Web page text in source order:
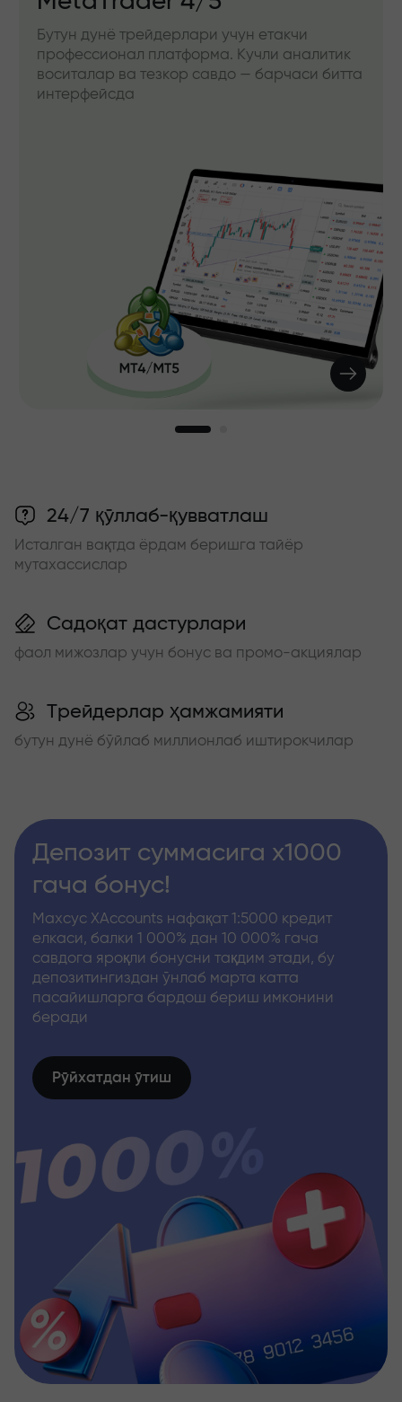
Бутун дунё трейдерлари учун етакчи
профессионал платформа. Кучли аналитик
воситалар ва тезкор савдо — барчаси битта
интерфейсда
24/7 қўллаб-қувватлаш
Исталган вақтда ёрдам беришга тайёр
мутахассислар
Садоқат дастурлари
фаол мижозлар учун бонус ва промо-акциялар
Трейдерлар ҳамжамияти
бутун дунё бўйлаб миллионлаб иштирокчилар
Депозит суммасига x1000
гача бонус!
Махсус XAccounts нафақат 1:5000 кредит
елкаси, балки 1 000% дан 10 000% гача
савдога яроқли бонусни тақдим этади, бу
депозитингиздан ўнлаб марта катта
пасайишларга бардош бериш имконини
беради
Рўйхатдан ўтиш